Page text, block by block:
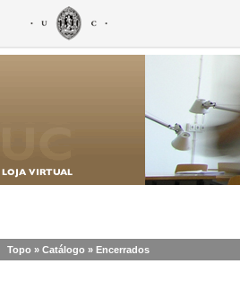
Topo » Catálogo » Encerrados